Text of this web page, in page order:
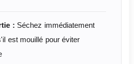
: Séchez immédiatement
est mouillé pour éviter